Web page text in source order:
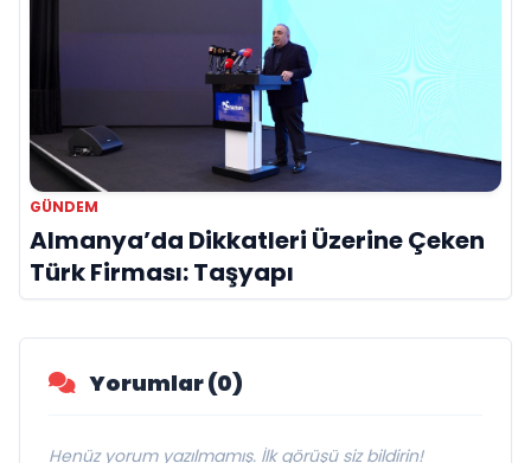
GÜNDEM
Almanya’da Dikkatleri Üzerine Çeken
Türk Firması: Taşyapı
Yorumlar (0)
Henüz yorum yazılmamış. İlk görüşü siz bildirin!